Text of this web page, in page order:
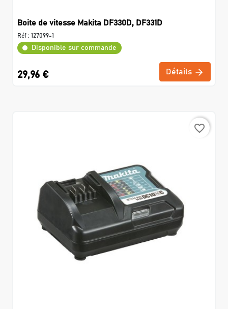
Boite de vitesse Makita DF330D, DF331D
Réf : 127099-1
Disponible sur commande
29,96 € Détails
favorite_border